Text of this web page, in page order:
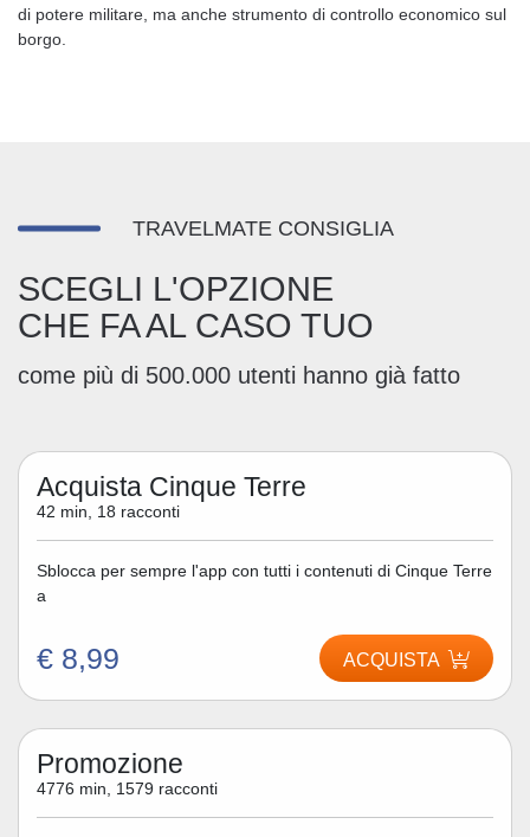
di potere militare, ma anche strumento di controllo economico sul
borgo.
TRAVELMATE CONSIGLIA
SCEGLI L'OPZIONE
CHE FA AL CASO TUO
come più di 500.000 utenti hanno già fatto
Acquista Cinque Terre
42 min, 18 racconti
Sblocca per sempre l'app con tutti i contenuti di Cinque Terre
a
€ 8,99 ACQUISTA
Promozione
4776 min, 1579 racconti